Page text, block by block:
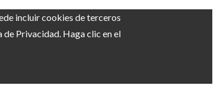
incluir cookies de terceros
Privacidad. Haga clic en el